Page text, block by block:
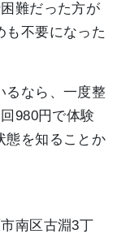
難だった方が
も不要になった
るなら、一度整
980円で体験
態を知ることか
南区古淵3丁